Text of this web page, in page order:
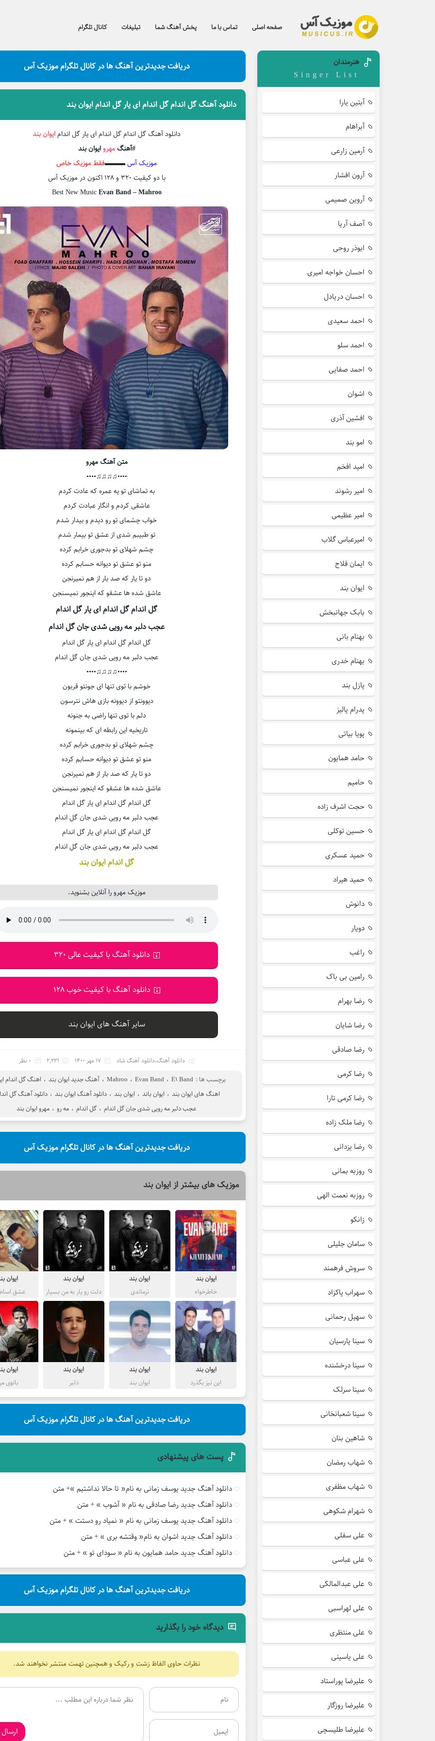
صفحه اصلی تماس با ما پخش آهنگ شما تبلیغات کانال تلگرام
دریافت جدیدترین آهنگ ها در کانال تلگرام موزیک آس
دانلود آهنگ گل اندام گل اندام ای یار گل اندام ایوان بند
دانلود آهنگ گل اندام گل اندام ای یار گل اندامایوان بند
#آهنگمهروایوان بند
موزیک آس▬▬▬فقط موزیک خاص
با دو کیفیت ۳۲۰ و ۱۲۸ اکنون در موزیک آس
Best New MusicEvan Band – Mahroo
متن آهنگ مهرو
••••♫♫♫♫••••
به تماشای تو یه عمره که عادت کردم
عاشقی کردم و انگار عبادت کردم
خواب چشمای تو رو دیدم و بیدار شدم
تو طبیبم شدی از عشق تو بیمار شدم
چشم شهلای تو بدجوری خرابم کرده
منو تو عشق تو دیوانه حسابم کرده
دو تا یار که صد بار از هم نمیرنجن
عاشق شده ها عشقو که اینجور نمیسنجن
گل اندام گل اندام ای یار گل اندام
عجب دلبر مه رویی شدی جان گل اندام
گل اندام گل اندام ای یار گل اندام
عجب دلبر مه رویی شدی جان گل اندام
••••♫♫♫♫••••
خوشم با توی تنها ای جونتو قربون
دیوونتو از دیوونه بازی هاش نترسون
دلم با توی تنها راضی به جنونه
تاریخیه این رابطه ای که بینمونه
چشم شهلای تو بدجوری خرابم کرده
منو تو عشق تو دیوانه حسابم کرده
دو تا یار که صد بار از هم نمیرنجن
عاشق شده ها عشقو که اینجور نمیسنجن
گل اندام گل اندام ای یار گل اندام
عجب دلبر مه رویی شدی جان گل اندام
گل اندام گل اندام ای یار گل اندام
عجب دلبر مه رویی شدی جان گل اندام
گل اندام ایوان بند
موزیک مهرو را آنلاین بشنوید.
دانلود آهنگ با کیفیت عالی 320
دانلود آهنگ با کیفیت خوب 128
سایر آهنگ های ایوان بند
دانلود آهنگ،دانلود آهنگ شاد 17 مهر 1400 2,231 0 نظر
برچسب ها : E1 Band ، Evan Band ، Mahroo ، آهنگ جدید ایوان بند ، اهنگ گل اندام
اهنگ های ایوان بند ، ایوان باند ، ایوان بند ، دانلود آهنگ ایوان بند ، دانلود آهنگ گل
عجب دلبر مه رویی شدی جان گل اندام ، گل اندام ، مه رو ، مهرو ایوان بند
دریافت جدیدترین آهنگ ها در کانال تلگرام موزیک آس
موزیک های بیشتر از ایوان بند
ایوان بند
خاطرخواه
ایوان بند
نرماندی
ایوان بند
دلت رو یار به من بسپار
ایوان
عشق
ایوان بند
این نیز بگذرد
ایوان بند
ایوان بند
ایوان بند
دلبر
ایوان
بانوی
دریافت جدیدترین آهنگ ها در کانال تلگرام موزیک آس
پست های پیشنهادی
دانلود آهنگ جدید یوسف زمانی به نام« تا حالا نداشتیم »+ متن
دانلود آهنگ جدید رضا صادقی به نام « آشوب » + متن
دانلود آهنگ جدید یوسف زمانی به نام « نمیاد رو دستت » + متن
دانلود آهنگ جدید اشوان به نام« وقتشه بری » + متن
دانلود آهنگ جدید حامد همایون به نام « سودای تو » + متن
دریافت جدیدترین آهنگ ها در کانال تلگرام موزیک آس
دیدگاه خود را بگذارید
نظرات حاوی الفاظ زشت و رکیک و همچنین تهمت منتشر نخواهند شد.
هنرمندان
Singer List
آبتین یارا
آبراهام
آرمین زارعی
آرون افشار
آروین صمیمی
آصف آریا
ابوذر روحی
احسان خواجه امیری
احسان دریادل
احمد سعیدی
احمد سلو
احمد صفایی
اشوان
افشین آذری
امو بند
امید افخم
امیر رشوند
امیر عظیمی
امیرعباس گلاب
ایمان فلاح
ایوان بند
بابک جهانبخش
بهنام بانی
بهنام خدری
پازل بند
پدرام پالیز
پویا بیاتی
حامد همایون
حامیم
حجت اشرف زاده
حسین توکلی
حمید عسکری
حمید هیراد
دانوش
دویار
راغب
رامین بی باک
رضا بهرام
رضا شایان
رضا صادقی
رضا کرمی
رضا کرمی تارا
رضا ملک زاده
رضا یزدانی
روزبه بمانی
روزبه نعمت الهی
زانکو
سامان جلیلی
سروش فرهمند
سهراب پاکزاد
سهیل رحمانی
سینا پارسیان
سینا درخشنده
سینا سرلک
سینا شعبانخانی
شاهین بنان
شهاب رمضان
شهاب مظفری
شهرام شکوهی
علی سفلی
علی عباسی
علی عبدالمالکی
علی لهراسبی
علی منتظری
علی یاسینی
علیرضا پوراستاد
علیرضا روزگار
علیرضا طلیسچی